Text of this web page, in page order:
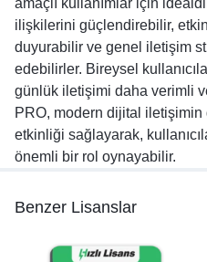
amaçlı kullanımlar için
ilişkilerini güçlendirebilir,
duyurabilir ve genel iletişim
edebilirler. Bireysel
günlük iletişimi daha verimli
PRO, modern dijital
etkinliği sağlayarak,
önemli bir rol oynayabilir.
Benzer Lisanslar